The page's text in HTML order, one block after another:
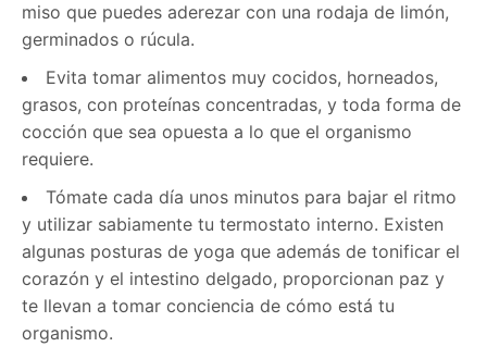
miso que puedes aderezar con una rodaja de limón,
germinados o rúcula.
Evita tomar alimentos muy cocidos, horneados,
grasos, con proteínas concentradas, y toda forma de
cocción que sea opuesta a lo que el organismo
requiere.
Tómate cada día unos minutos para bajar el ritmo
y utilizar sabiamente tu termostato interno. Existen
algunas posturas de yoga que además de tonificar el
corazón y el intestino delgado, proporcionan paz y
te llevan a tomar conciencia de cómo está tu
organismo.